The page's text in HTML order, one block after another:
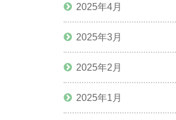
2025年4月
2025年3月
2025年2月
2025年1月